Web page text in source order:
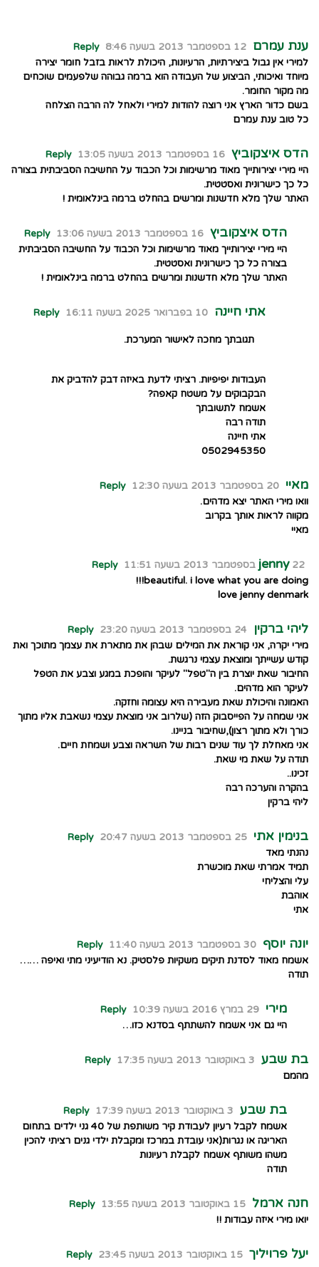
ענת עמרם 12 בספטמבר 2013 בשעה 8:46
Reply
למירי אין גבול ביצירתיות, הרעיונות, היכולת לראות בזבל חומר יצירה
מיוחד ואיכותי, הביצוע של העבודה הוא ברמה גבוהה שלפעמים שוכחים
מה מקור החומר.
בשם כדור הארץ אני רוצה להודות למירי ולאחל לה הרבה הצלחה
כל טוב ענת עמרם
הדס איצקוביץ 16 בספטמבר 2013 בשעה 13:05
Reply
היי מירי יצירותייך מאוד מרשימות וכל הכבוד על החשיבה הסביבתית בצורה
כל כך כישרונית ואסטטית.
האתר שלך מלא חדשנות ומרשים בהחלט ברמה בינלאומית !
הדס איצקוביץ 16 בספטמבר 2013 בשעה 13:06
Reply
היי מירי יצירותייך מאוד מרשימות וכל הכבוד על החשיבה הסביבתית
בצורה כל כך כישרונית ואסטטית.
האתר שלך מלא חדשנות ומרשים בהחלט ברמה בינלאומית !
אתי חיינה 10 בפברואר 2025 בשעה 16:11 Reply
תגובתך מחכה לאישור המערכת.
העבודות יפיפיות. רציתי לדעת באיזה דבק להדביק את
הבקבוקים על משטח קאפה?
אשמח לתשובתך
תודה רבה
אתי חיינה
0502945350
מאיי 20 בספטמבר 2013 בשעה 12:30
Reply
וואו מירי האתר יצא מדהים.
מקווה לראות אותך בקרוב
מאיי
jenny 22 בספטמבר 2013 בשעה 11:51
Reply
beautiful. i love what you are doing!!!
love jenny denmark
ליהי ברקין 24 בספטמבר 2013 בשעה 23:20
Reply
מירי יקרה, אני קוראת את המילים שבהן את מתארת את עצמך מתוכך ואת
קודש עשייתך ומוצאת עצמי נרגשת.
החיבור שאת יוצרת בין ה"טפל" לעיקר והופכת במגע וצבע את הטפל
לעיקר הוא מדהים.
האמונה והיכולת שאת מעבירה היא עצומה וחזקה.
אני שמחה על הפייסבוק הזה (שלרוב אני מוצאת עצמי נשאבת אליו מתוך
כורך ולא מתוך רצון),שחיבור בניינו.
אני מאחלת לך עוד שנים רבות של השראה וצבע ושמחת חיים.
תודה על שאת מי שאת.
זכינו..
בהקרה והערכה רבה
ליהי ברקין
בנימין אתי 25 בספטמבר 2013 בשעה 20:47
Reply
נהנתי מאד
תמיד אמרתי שאת מוכשרת
עלי והצליחי
אוהבת
אתי
יונה יוסף 30 בספטמבר 2013 בשעה 11:40
Reply
אשמח מאוד לסדנת תיקים משקיות פלסטיק. נא הודיעיני מתי ואיפה ……
תודה
מירי 29 במרץ 2016 בשעה 10:39
Reply
היי גם אני אשמח להשתתף בסדנא כזו…
בת שבע 3 באוקטובר 2013 בשעה 17:35
Reply
מהמם
בת שבע 3 באוקטובר 2013 בשעה 17:39
Reply
אשמח לקבל רעיון לעבודת קיר משותפת של 40 גני ילדים בתחום
האריגה או נגרות(אני עובדת במרכז ומקבלת ילדי גנים רציתי להכין
משהו משותף אשמח לקבלת רעיונות
תודה
חנה ארמל 15 באוקטובר 2013 בשעה 13:55
Reply
יואו מירי איזה עבודות !!
יעל פרויליך 15 באוקטובר 2013 בשעה 23:45
Reply